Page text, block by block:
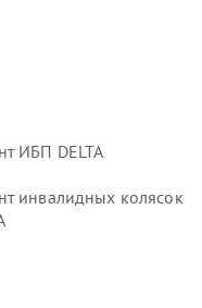
ИБП DELTA
инвалидных колясок